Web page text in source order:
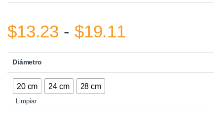
$13.23 - $19.11
Diámetro
20 cm 24 cm 28 cm
Limpiar